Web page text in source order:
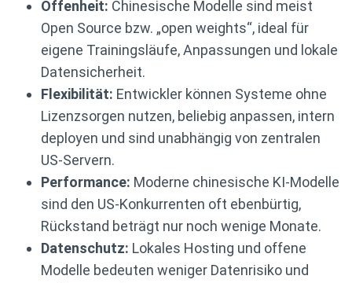
Offenheit: Chinesische Modelle sind meist
Open Source bzw. „open weights“, ideal für
eigene Trainingsläufe, Anpassungen und lokale
Datensicherheit.
Flexibilität: Entwickler können Systeme ohne
Lizenzsorgen nutzen, beliebig anpassen, intern
deployen und sind unabhängig von zentralen
US-Servern.
Performance: Moderne chinesische KI-Modelle
sind den US-Konkurrenten oft ebenbürtig,
Rückstand beträgt nur noch wenige Monate.
Datenschutz: Lokales Hosting und offene
Modelle bedeuten weniger Datenrisiko und